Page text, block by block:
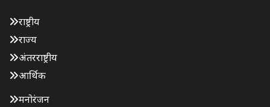
राष्ट्रीय
राज्य
अंतरराष्ट्रीय
आर्थिक
मनोरंजन